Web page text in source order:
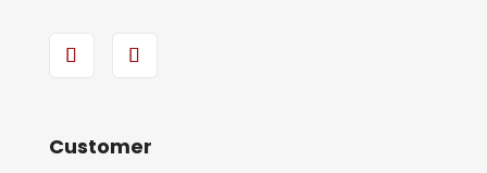
Customer